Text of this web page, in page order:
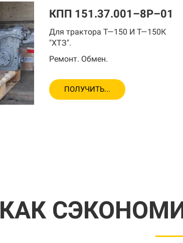
КПП 151.37.001–8Р–01
Для трактора Т—150 И Т—150К
"ХТЗ".
Ремонт. Обмен.
ПОЛУЧИТЬ...
КАК